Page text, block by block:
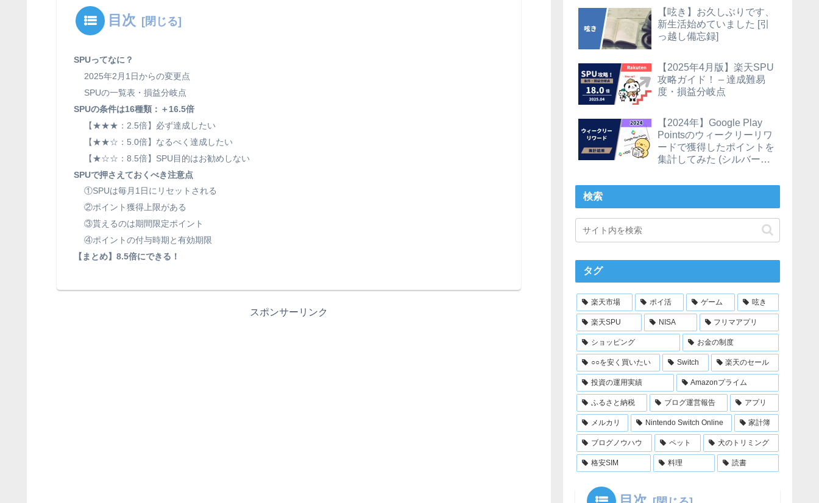
目次
SPUってなに？
2025年2月1日からの変更点
SPUの一覧表・損益分岐点
SPUの条件は16種類：＋16.5倍
【★★★：2.5倍】必ず達成したい
【★★☆：5.0倍】なるべく達成したい
【★☆☆：8.5倍】SPU目的はお勧めしない
SPUで押さえておくべき注意点
①SPUは毎月1日にリセットされる
②ポイント獲得上限がある
③貰えるのは期間限定ポイント
④ポイントの付与時期と有効期限
【まとめ】8.5倍にできる！
スポンサーリンク
【呟き】お久しぶりです、
新生活始めていました [引
っ越し備忘録]
【2025年4月版】楽天SPU
攻略ガイド！ – 達成難易
度・損益分岐点
【2024年】Google Play
Pointsのウィークリーリワ
ードで獲得したポイントを
集計してみた (シルバーの
検索
タグ
楽天市場 ポイ活 ゲーム 呟き
楽天SPU NISA フリマアプリ
ショッピング お金の制度
○○を安く買いたい Switch 楽天のセール
投資の運用実績 Amazonプライム
ふるさと納税 ブログ運営報告 アプリ
メルカリ Nintendo Switch Online 家計簿
ブログノウハウ ペット 犬のトリミング
格安SIM 料理 読書